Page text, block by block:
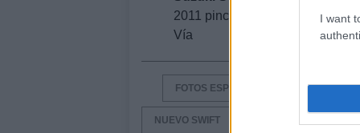
I want
2011 pinchad aquí.
Vía
FOTOS ESPÍA IMAGENES ESPIA
NUEVO SWIFT